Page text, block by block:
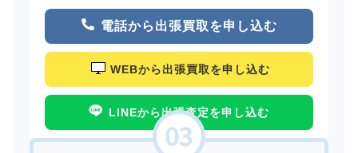
電話から出張買取を申し込む
WEBから出張買取を申し込む
LINEから出張査定を申し込む